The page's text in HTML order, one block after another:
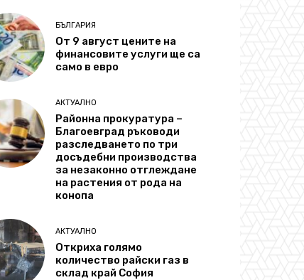
БЪЛГАРИЯ
От 9 август цените на
финансовите услуги ще са
само в евро
АКТУАЛНО
Районна прокуратура –
Благоевград ръководи
разследването по три
досъдебни производства
за незаконно отглеждане
на растения от рода на
конопа
АКТУАЛНО
Откриха голямо
количество райски газ в
склад край София